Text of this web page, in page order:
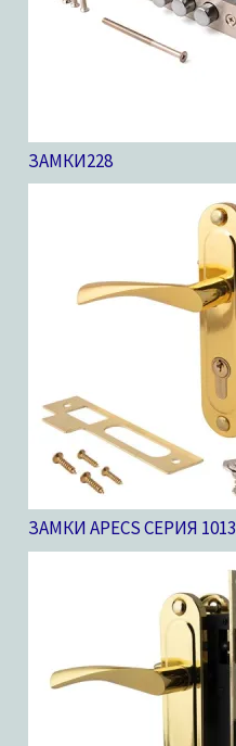
ЗАМКИ228
ЗАМКИ APECS СЕРИЯ 1013